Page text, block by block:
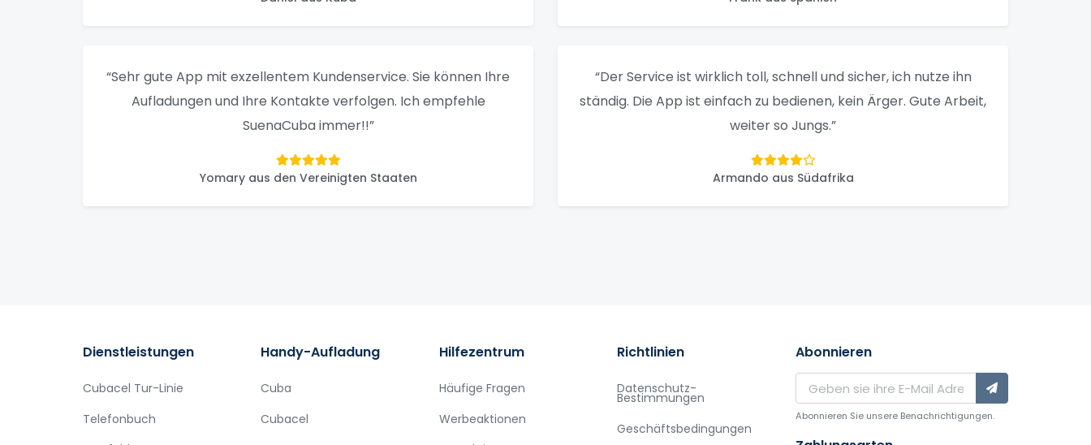
“Sehr gute App mit exzellentem Kundenservice. Sie können Ihre
Aufladungen und Ihre Kontakte verfolgen. Ich empfehle
SuenaCuba immer!!”
Yomary aus den Vereinigten Staaten
“Der Service ist wirklich toll, schnell und sicher, ich nutze ihn
ständig. Die App ist einfach zu bedienen, kein Ärger. Gute Arbeit,
weiter so Jungs.”
Armando aus Südafrika
Dienstleistungen
Cubacel Tur-Linie
Telefonbuch
Handy-Aufladung
Cuba
Cubacel
Hilfezentrum
Häufige Fragen
Werbeaktionen
Richtlinien
Datenschutz-
Bestimmungen
Geschäftsbedingungen
Abonnieren
Abonnieren Sie unsere Benachrichtigungen.